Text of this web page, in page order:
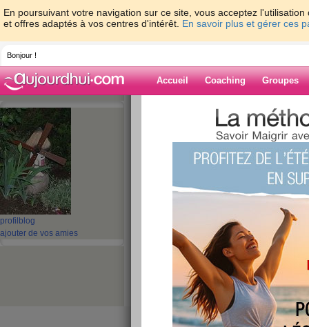
En poursuivant votre navigation sur ce site, vous acceptez
et offres adaptés à vos centres d'intérêt. En savoir plus et gérer ces
Bonjour !
Accueil Coaching Groupes
profil blog
ajouter de vos amies
> > repas du
Blog de guel23
repas du 06/11/12